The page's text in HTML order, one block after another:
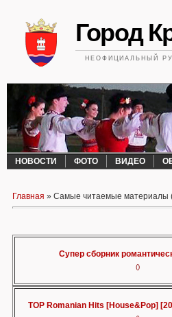
Город
НЕОФИЦИАЛЬНЫЙ
НОВОСТИ ФОТО ВИДЕО
Главная » Самые читаемые материалы
Супер сборник
()
TOP Romanian Hits [House&Pop]